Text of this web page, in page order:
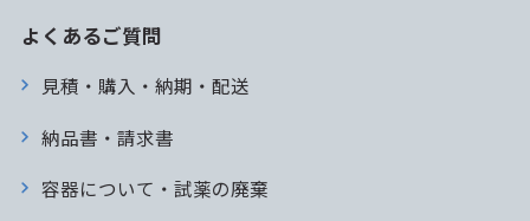
よくあるご質問
見積・購入・納期・配送
納品書・請求書
容器について・試薬の廃棄